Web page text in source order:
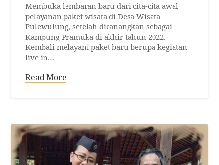
Membuka lembaran baru dari cita-cita awal
pelayanan paket wisata di Desa Wisata
Pulewulung, setelah dicanangkan sebagai
Kampung Pramuka di akhir tahun 2022.
Kembali melayani paket baru berupa kegiatan
live in…
Read More